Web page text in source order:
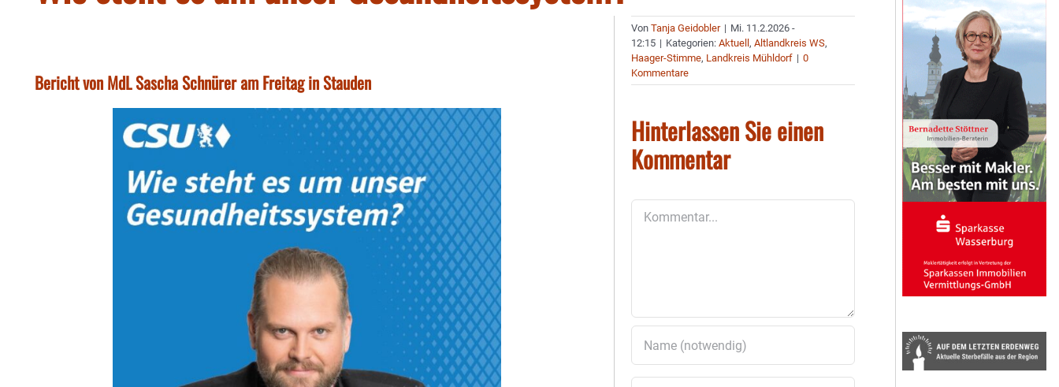
Bericht von MdL Sascha Schnürer am Freitag in Stauden
VonTanja Geidobler | Mi. 11.2.2026 -
12:15 | Kategorien:Aktuell,Altlandkreis WS,
Haager-Stimme, Landkreis Mühldorf | 0
Kommentare
Hinterlassen Sie einen
Kommentar